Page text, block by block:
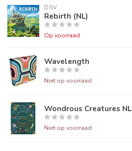
DSV
Rebirth (NL)
Op voorraad
Wavelength
Niet op voorraad
Wondrous Creatures NL
Niet op voorraad